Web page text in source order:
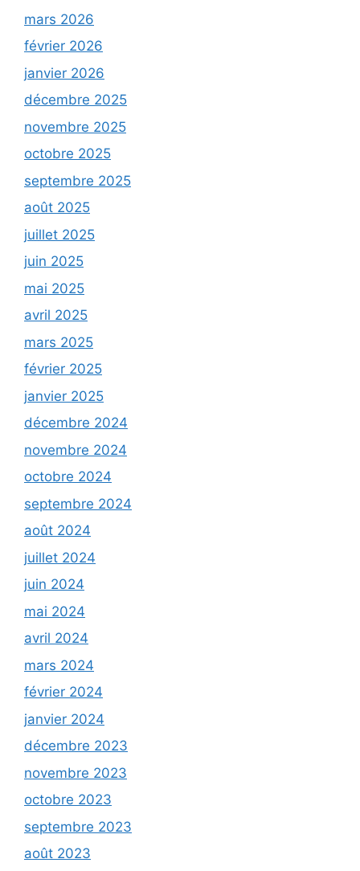
mars 2026
février 2026
janvier 2026
décembre 2025
novembre 2025
octobre 2025
septembre 2025
août 2025
juillet 2025
juin 2025
mai 2025
avril 2025
mars 2025
février 2025
janvier 2025
décembre 2024
novembre 2024
octobre 2024
septembre 2024
août 2024
juillet 2024
juin 2024
mai 2024
avril 2024
mars 2024
février 2024
janvier 2024
décembre 2023
novembre 2023
octobre 2023
septembre 2023
août 2023